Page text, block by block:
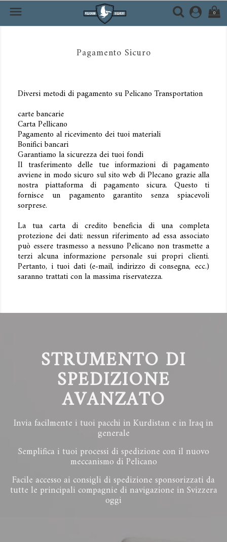
 0
Pagamento Sicuro
Diversi metodi di pagamento su Pelicano Transportation
carte bancarie
Carta Pellicano
Pagamento al ricevimento dei tuoi materiali
Bonifici bancari
Garantiamo la sicurezza dei tuoi fondi
Il trasferimento delle tue informazioni di pagamento
avviene in modo sicuro sul sito web di Plecano grazie alla
nostra piattaforma di pagamento sicura. Questo ti
fornisce un pagamento garantito senza spiacevoli
sorprese.
La tua carta di credito beneficia di una completa
protezione dei dati: nessun riferimento ad essa associato
può essere trasmesso a nessuno Pelicano non trasmette a
terzi alcuna informazione personale sui propri clienti.
Pertanto, i tuoi dati (e-mail, indirizzo di consegna, ecc.)
saranno trattati con la massima riservatezza.
STRUMENTO DI
SPEDIZIONE
AVANZATO
Invia facilmente i tuoi pacchi in Kurdistan e in Iraq in
generale
Semplifica i tuoi processi di spedizione con il nuovo
meccanismo di Pelicano
Facile accesso ai consigli di spedizione sponsorizzati da
tutte le principali compagnie di navigazione in Svizzera
oggi